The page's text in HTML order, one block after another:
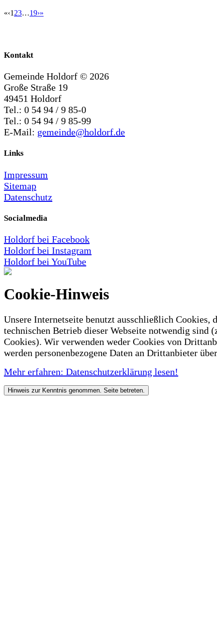
«‹1 23…19›»
Kontakt
Gemeinde Holdorf © 2026
Große Straße 19
49451 Holdorf
Tel.: 0 54 94 / 9 85-0
Tel.: 0 54 94 / 9 85-99
E-Mail: gemeinde@holdorf.de
Links
Impressum
Sitemap
Datenschutz
Socialmedia
Holdorf bei Facebook
Holdorf bei Instagram
Holdorf bei YouTube
Cookie-Hinweis
Unsere Internetseite benutzt ausschließlich Cookies,
technischen Betrieb dieser Webseite notwendig sind
Cookies). Wir verwenden weder Cookies von
werden personenbezogene Daten an Drittanbieter
Mehr erfahren: Datenschutzerklärung lesen!
Hinweis zur Kenntnis genommen. Seite betreten.